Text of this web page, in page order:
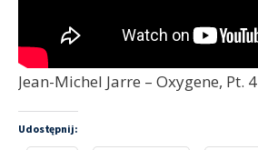
Jean-Michel Jarre – Oxygene, Pt. 4
Udostępnij: